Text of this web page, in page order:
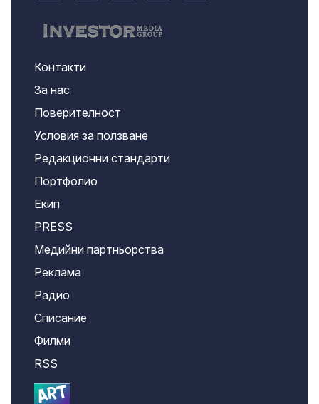
Контакти
За нас
Поверителност
Условия за ползване
Редакционни стандарти
Портфолио
Екип
PRESS
Медийни партньорства
Реклама
Радио
Списание
Филми
RSS